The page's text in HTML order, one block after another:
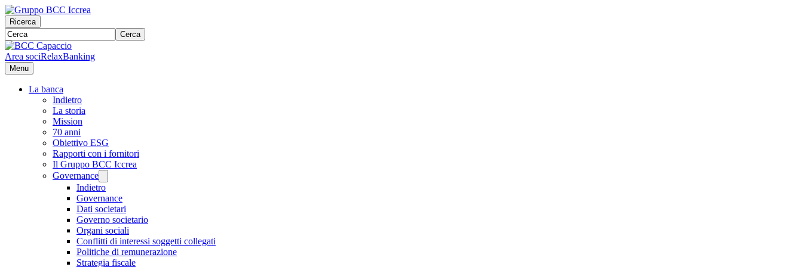
Ricerca
Cerca
Area sociRelaxBanking
Menu
La banca
Indietro
La storia
Mission
70 anni
Obiettivo ESG
Rapporti con i fornitori
Il Gruppo BCC Iccrea
Governance
Indietro
Governance
Dati societari
Governo societario
Organi sociali
Conflitti di interessi soggetti collegati
Politiche di remunerazione
Strategia fiscale